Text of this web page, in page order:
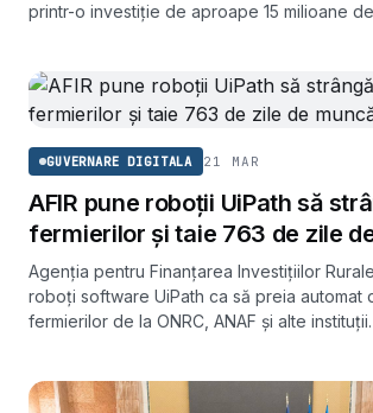
printr-o investiție de aproape 15 milioane
GUVERNARE DIGITALA 21 MAR
AFIR pune roboții UiPath să
fermierilor și taie 763 de zile
Agenția pentru Finanțarea Investițiilor
roboți software UiPath ca să preia automat
fermierilor de la ONRC, ANAF și alte